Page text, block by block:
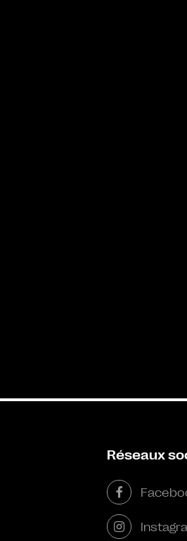
Réseaux